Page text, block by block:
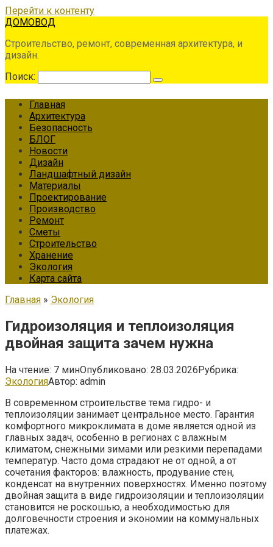
Перейти к контенту
ДОМОВОД
Строительство, ремонт, современная архитектура, и
дизайн.
Поиск:
Главная
Архитектура
Безопасность
БЛОГ
Новости
Дизайн
Ландшафтный дизайн
Материалы
Проектирование
Производство
Ремонт
Сметы
Строительство
Хранение
Экология
Карта сайта
Главная » Экология
Гидроизоляция и теплоизоляция
двойная защита зачем нужна
На чтение: 7 минОпубликовано: 28.03.2026Рубрика:
ЭкологияАвтор: admin
В современном строительстве тема гидро- и
теплоизоляции занимает центральное место. Гарантия
комфортного микроклимата в доме является одной из
главных задач, особенно в регионах с влажным
климатом, снежными зимами или резкими перепадами
температур. Часто дома страдают не от одной, а от
сочетания факторов: влажность, продувание стен,
конденсат на внутренних поверхностях. Именно поэтому
двойная защита в виде гидроизоляции и теплоизоляции
становится не роскошью, а необходимостью для
долговечности строения и экономии на коммунальных
платежах.